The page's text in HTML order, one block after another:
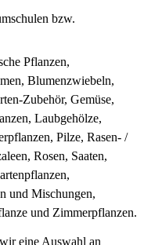
bzw.
Pflanzen,
Blumenzwiebeln,
Zubehör, Gemüse,
Laubgehölze,
Pilze, Rasen- /
Rosen, Saaten,
und Mischungen,
und Zimmerpflanzen.
eine Auswahl an